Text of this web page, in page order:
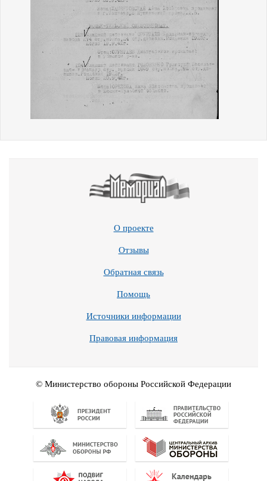
О проекте
Отзывы
Обратная связь
Помощь
Источники информации
Правовая информация
© Министерство обороны Российской Федерации